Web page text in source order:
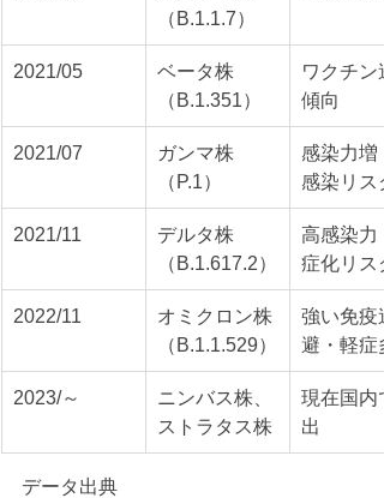
（B.1.1.7）
2021/05
ベータ株
（B.1.351）
ワクチン
傾向
2021/07
ガンマ株
（P.1）
感染力増
感染リス
2021/11
デルタ株
（B.1.617.2）
高感染力
症化リス
2022/11
オミクロン株
（B.1.1.529）
強い免疫
避・軽症
2023/～
ニンバス株、
ストラタス株
現在国内
出
データ出典